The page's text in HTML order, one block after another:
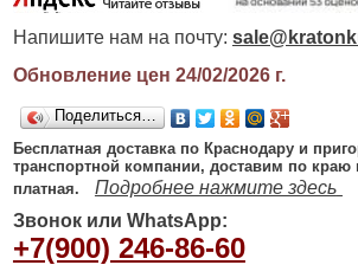
Напишите нам на почту:
Обновление цен 24/02/2026г.
Поделиться…
Бесплатная доставка по Краснодару и
транспортной компании, доставим по
платная.
Подробнее нажмите здесь
Звонок или WhatsApp:
+7(900) 246-86-60